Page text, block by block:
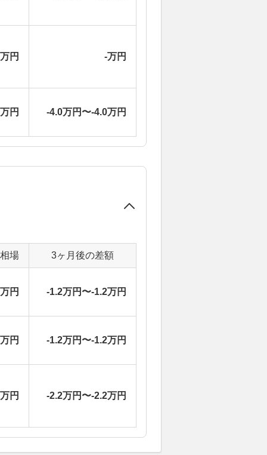
円 -万円
円 -4.0万円〜-4.0万円
場 3ヶ月後の差額
円 -1.2万円〜-1.2万円
円 -1.2万円〜-1.2万円
円 -2.2万円〜-2.2万円